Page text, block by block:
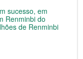
sucesso, em
Renminbi do
de Renminbi